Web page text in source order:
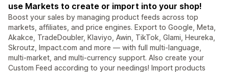
use Markets to create or import into your shop!
Boost your sales by managing product feeds across top
markets, affiliates, and price engines. Export to Google, Meta,
Akakce, TradeDoubler, Klaviyo, Awin, TikTok, Glami, Heureka,
Skroutz, Impact.com and more — with full multi-language,
multi-market, and multi-currency support. Also create your
Custom Feed according to your needings! Import products